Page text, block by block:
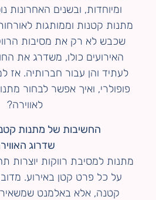
ומיוחדות, ובשנים
מתנות קטנות וממותגות
שכבש לא רק את מסיבות
האירועים כולו, משדרג את
לעתיד והן עבור חברותיה.
פופולרי, ואיך אפשר לבחור
לאווירה?
החשיבות של מתנות
שדרוג
מתנות למסיבת רווקות יוצרות
על כל פרט קטן באירוע.
קטנה, אלא באלמנט